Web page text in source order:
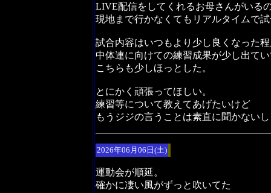
LIVE配信をしてくれるお母さんがいる
現地まで行かなくてもリアルタイムで
試合内容はいつもより少し良くなった
中体連に向けての練習成果が少し出て
こちらも少しほっとした。
とにかく頑張ってほしい。
練習等について教えてあげたいけど
もうジジの言うことは素直に聞かない
2026年06月06日(土)
運動会が順延。
確かに凄い風がずっと吹いてた